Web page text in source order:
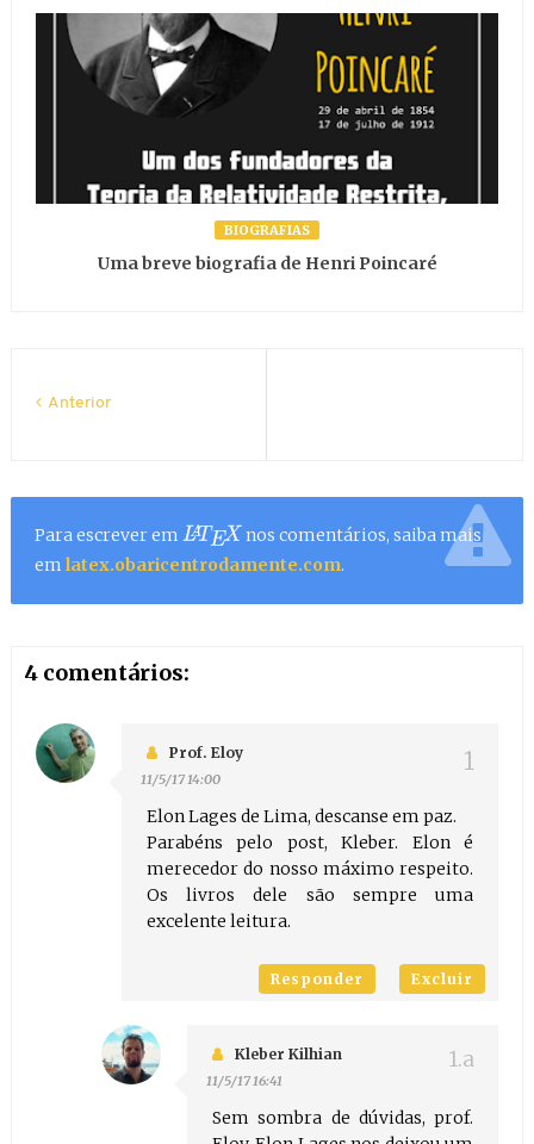
BIOGRAFIAS
Uma breve biografia de Henri Poincaré
Anterior
Para escrever em LATEX nos comentários, saiba mais
em latex.obaricentrodamente.com.
4 comentários:
Prof. Eloy
11/5/17 14:00
Elon Lages de Lima, descanse em paz.
Parabéns pelo post, Kleber. Elon é
merecedor do nosso máximo respeito.
Os livros dele são sempre uma
excelente leitura.
Responder Excluir
Kleber Kilhian
11/5/17 16:41
Sem sombra de dúvidas, prof.